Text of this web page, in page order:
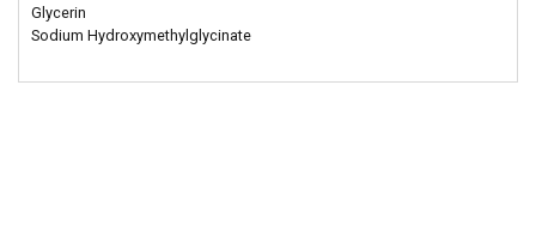
Glycerin
Sodium Hydroxymethylglycinate